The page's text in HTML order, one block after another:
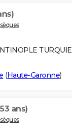
TURQUIE
(Haute-Garonne)
ans)